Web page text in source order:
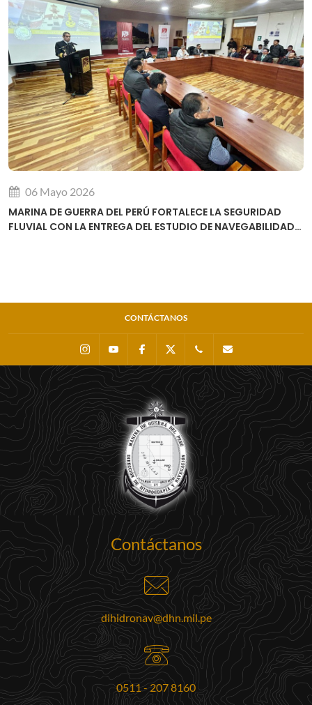
06 Mayo 2026
MARINA DE GUERRA DEL PERÚ FORTALECE LA SEGURIDAD
FLUVIAL CON LA ENTREGA DEL ESTUDIO DE NAVEGABILIDAD
CONTÁCTANOS
InstagramYoutube Facebook 0511 - 207 8160
Contáctanos
dihidronav@dhn.mil.pe
0511 - 207 8160